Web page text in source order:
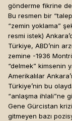
gönderme fikrine de
Bu resmen bir
“zemin yoklama”
resmi istek)
Türkiye, ABD’nin
zemine -1936
“delmek” kimsenin
Amerikalılar
Türkiye’nin bu
“anlaşma ihlali”ne
Gene Gürcistan
gitmeyen bazı